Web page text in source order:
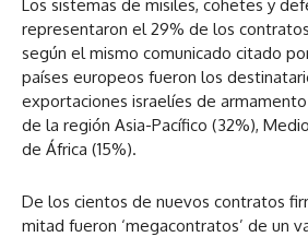
Los sistemas de misiles, cohetes y
representaron el 29% de los
según el mismo comunicado citado
países europeos fueron los
exportaciones israelíes de
de la región Asia-Pacífico (32%),
de África (15%).
De los cientos de nuevos contratos
mitad fueron ‘megacontratos’ de un